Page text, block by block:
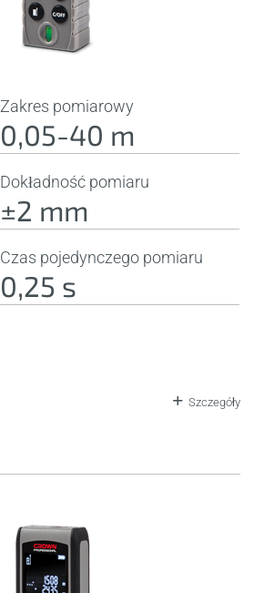
Zakres pomiarowy
0,05-40 m
Dokładność pomiaru
±2 mm
Czas pojedynczego pomiaru
0,25 s
Szczegóły